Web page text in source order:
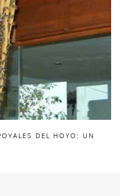
DEL HOYO: UN